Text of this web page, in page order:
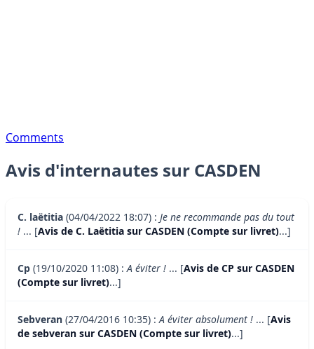
Comments
Avis d'internautes sur CASDEN
C. laëtitia (04/04/2022 18:07) : Je ne recommande pas du tout
! ... [Avis de C. Laëtitia sur CASDEN (Compte sur livret)...]
Cp (19/10/2020 11:08) :A éviter ! ... [Avis de CP sur CASDEN
(Compte sur livret)...]
Sebveran (27/04/2016 10:35) :A éviter absolument ! ... [Avis
de sebveran sur CASDEN (Compte sur livret)...]